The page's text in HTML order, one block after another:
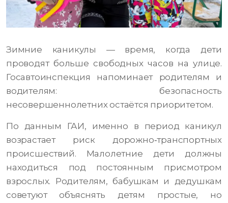
Зимние каникулы — время, когда дети
проводят больше свободных часов на улице.
Госавтоинспекция напоминает родителям и
водителям: безопасность
несовершеннолетних остаётся приоритетом.
По данным ГАИ, именно в период каникул
возрастает риск дорожно‑транспортных
происшествий. Малолетние дети должны
находиться под постоянным присмотром
взрослых. Родителям, бабушкам и дедушкам
советуют объяснять детям простые, но